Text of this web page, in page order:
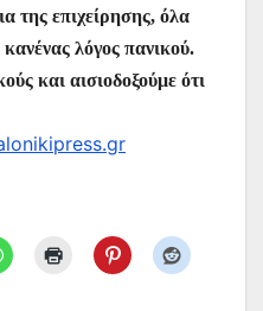
της επιχείρησης, όλα
λόγος πανικού.
και αισιοδοξούμε ότι